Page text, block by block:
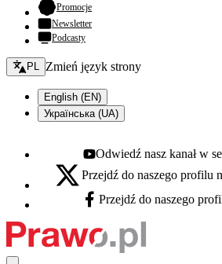
Promocje- otwiera się w nowej karcie
Newsletter
Podcasty
Zmień język - bieżący:
PL Zmień język strony
English (EN)
Українська (UA)
Youtube - otwiera się w nowej karcie
Odwiedź nasz kanał w
X - otwiera się w nowej karcie
Przejdź do naszego profilu
Facebook - otwiera się w nowej karcie
Przejdź do naszego